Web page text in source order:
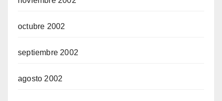
octubre 2002
septiembre 2002
agosto 2002